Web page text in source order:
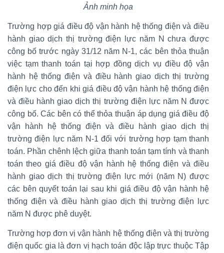
Ảnh minh họa
Trường hợp giá điều độ vận hành hệ thống điện và điều
hành giao dịch thị trường điện lực năm N chưa được
công bố trước ngày 31/12 năm N-1, các bên thỏa thuận
việc tạm thanh toán tại hợp đồng dịch vụ điều độ vận
hành hệ thống điện và điều hành giao dịch thị trường
điện lực cho đến khi giá điều độ vận hành hệ thống điện
và điều hành giao dịch thị trường điện lực năm N được
công bố. Các bên có thể thỏa thuận áp dụng giá điều độ
vận hành hệ thống điện và điều hành giao dịch thị
trường điện lực năm N-1 đối với trường hợp tạm thanh
toán. Phần chênh lệch giữa thanh toán tạm tính và thanh
toán theo giá điều độ vận hành hệ thống điện và điều
hành giao dịch thị trường điện lực mới (năm N) được
các bên quyết toán lại sau khi giá điều độ vận hành hệ
thống điện và điều hành giao dịch thị trường điện lực
năm N được phê duyệt.
Trường hợp đơn vị vận hành hệ thống điện và thị trường
điện quốc gia là đơn vị hạch toán độc lập trực thuộc Tập